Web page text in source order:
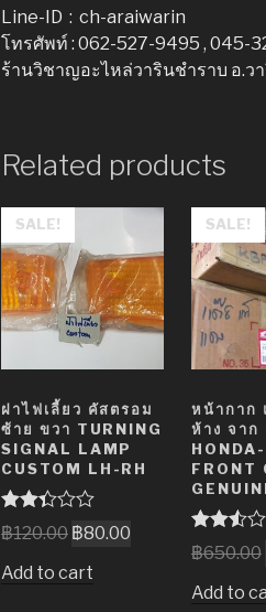
Line-ID : ch-araiwarin
โทรศัพท์ : 062-527-9495 , 045-
ร้านวิชาญอะไหล่วารินชำราบ อ.ว
Related products
SALE!
ฝาไฟเลี้ยว คัสตรอม
ซ้าย ขวา TURNING
SIGNAL LAMP
CUSTOM LH-RH
Rated
2.31
5
฿120.00 ฿80.00
Add to cart
SALE!
หน้ากาก
ห้าง จาก
FRONT
Rated
2.49
5
฿650.00
Add to